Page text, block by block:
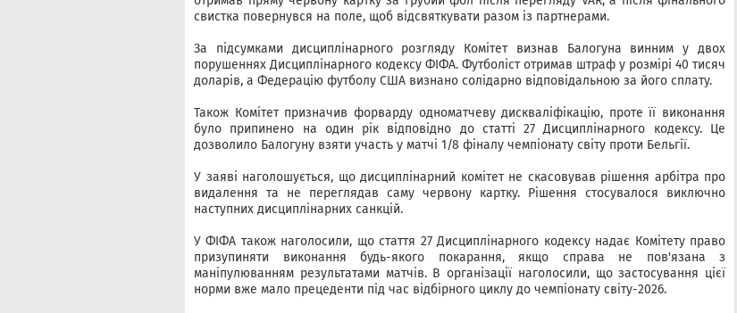
свистка повернувся на поле, щоб відсвяткувати разом із партнерами.
За підсумками дисциплінарного розгляду Комітет визнав Балогуна винним у двох
порушеннях Дисциплінарного кодексу ФІФА. Футболіст отримав штраф у розмірі 40 тисяч
доларів, а Федерацію футболу США визнано солідарно відповідальною за його сплату.
Також Комітет призначив форварду одноматчеву дискваліфікацію, проте її виконання
було припинено на один рік відповідно до статті 27 Дисциплінарного кодексу. Це
дозволило Балогуну взяти участь у матчі 1/8 фіналу чемпіонату світу проти Бельгії.
У заяві наголошується, що дисциплінарний комітет не скасовував рішення арбітра про
видалення та не переглядав саму червону картку. Рішення стосувалося виключно
наступних дисциплінарних санкцій.
У ФІФА також наголосили, що стаття 27 Дисциплінарного кодексу надає Комітету право
призупиняти виконання будь-якого покарання, якщо справа не пов'язана з
маніпулюванням результатами матчів. В організації наголосили, що застосування цієї
норми вже мало прецеденти під час відбірного циклу до чемпіонату світу-2026.